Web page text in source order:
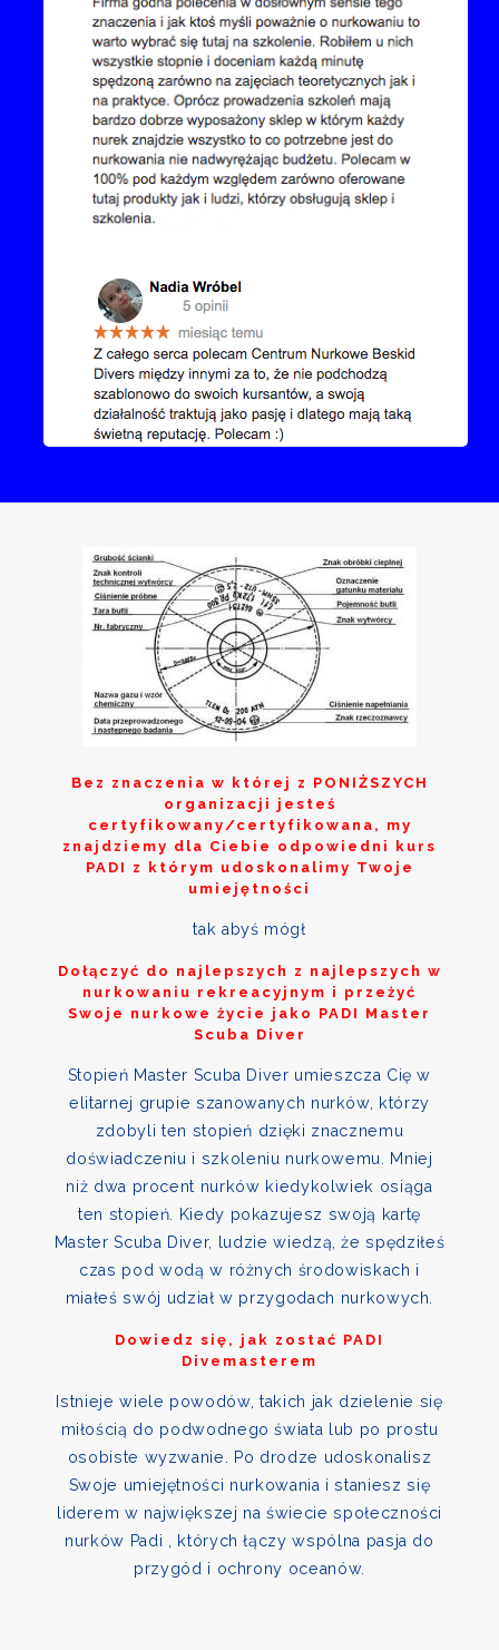
Bez znaczenia w której z PONIŻSZYCH
organizacji jesteś
certyfikowany/certyfikowana, my
znajdziemy dla Ciebie odpowiedni kurs
PADI z którym udoskonalimy Twoje
umiejętności
tak abyś mógł
Dołączyć do najlepszych z najlepszych w
nurkowaniu rekreacyjnym i przeżyć
Swoje nurkowe życie jako PADI Master
Scuba Diver
Stopień Master Scuba Diver umieszcza Cię w
elitarnej grupie szanowanych nurków, którzy
zdobyli ten stopień dzięki znacznemu
doświadczeniu i szkoleniu nurkowemu. Mniej
niż dwa procent nurków kiedykolwiek osiąga
ten stopień. Kiedy pokazujesz swoją kartę
Master Scuba Diver, ludzie wiedzą, że spędziłeś
czas pod wodą w różnych środowiskach i
miałeś swój udział w przygodach nurkowych.
Dowiedz się, jak zostać PADI
Divemasterem
Istnieje wiele powodów, takich jak dzielenie się
miłością do podwodnego świata lub po prostu
osobiste wyzwanie. Po drodze udoskonalisz
Swoje umiejętności nurkowania i staniesz się
liderem w największej na świecie społeczności
nurków Padi , których łączy wspólna pasja do
przygód i ochrony oceanów.